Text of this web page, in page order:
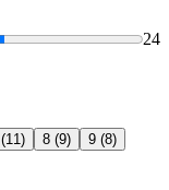
24
(11) 8 (9) 9 (8)